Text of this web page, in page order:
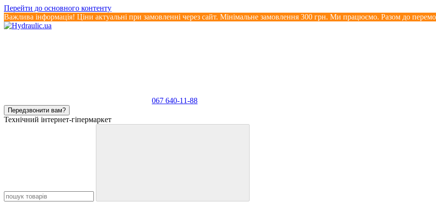
Перейти до основного контенту
Важлива інформація! Ціни актуальні при замовленні через сайт. Мінімальне замовлення 300 грн. Ми працюємо. Разом до
067 640-11-88
Передзвонити вам?
Технічний інтернет-гіпермаркет